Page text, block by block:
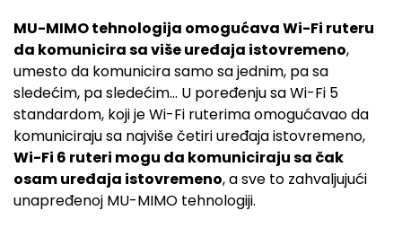
MU-MIMO tehnologija omogućava Wi-Fi ruteru
da komunicira sa više uređaja istovremeno,
umesto da komunicira samo sa jednim, pa sa
sledećim, pa sledećim… U poređenju sa Wi-Fi 5
standardom, koji je Wi-Fi ruterima omogućavao da
komuniciraju sa najviše četiri uređaja istovremeno,
Wi-Fi 6 ruteri mogu da komuniciraju sa čak
osam uređaja istovremeno, a sve to zahvaljujući
unapređenoj MU-MIMO tehnologiji.